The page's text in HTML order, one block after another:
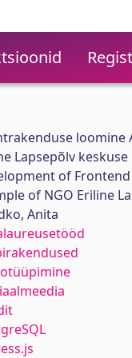
loomine
Lapsepõlv
of
of NGO Eriline
Anita